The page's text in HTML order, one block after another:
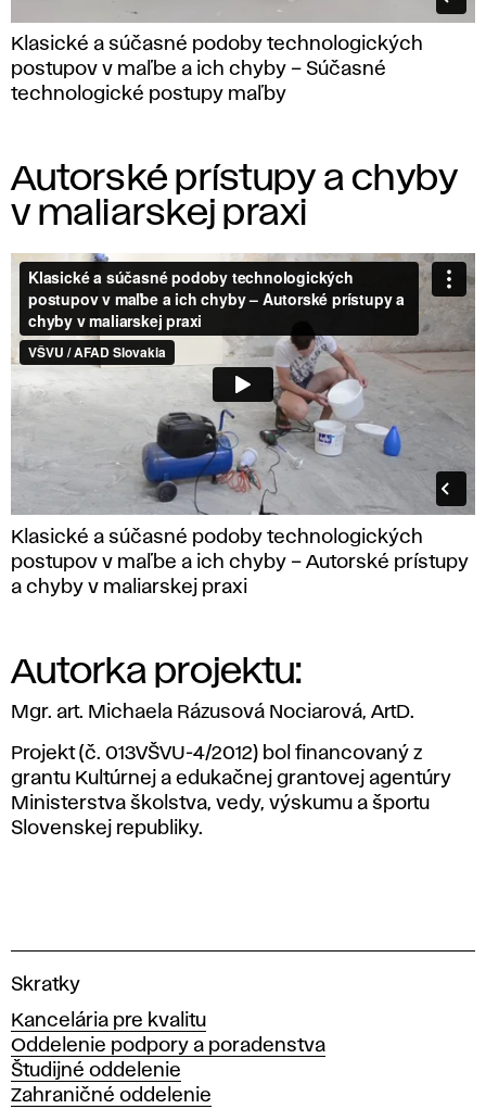
Klasické a súčasné podoby technologických
postupov v maľbe a ich chyby – Súčasné
technologické postupy maľby
Autorské prístupy a chyby
v maliarskej praxi
Klasické a súčasné podoby technologických
postupov v maľbe a ich chyby – Autorské prístupy
a chyby v maliarskej praxi
Autorka projektu:
Mgr. art. Michaela Rázusová Nociarová, ArtD.
Projekt (č. 013VŠVU-4/2012) bol financovaný z
grantu Kultúrnej a edukačnej grantovej agentúry
Ministerstva školstva, vedy, výskumu a športu
Slovenskej republiky.
V
s
o
k
á
Skratky
Kancelária pre kvalitu
Oddelenie podpory a poradenstva
Študijné oddelenie
Zahraničné oddelenie